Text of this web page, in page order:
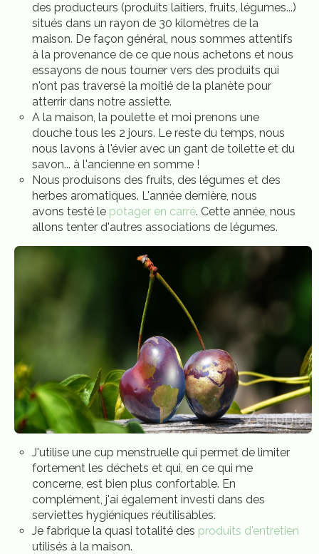
des producteurs (produits laitiers, fruits, légumes...)
situés dans un rayon de 30 kilomètres de la
maison. De façon général, nous sommes attentifs
à la provenance de ce que nous achetons et nous
essayons de nous tourner vers des produits qui
n'ont pas traversé la moitié de la planète pour
atterrir dans notre assiette.
A la maison, la poulette et moi prenons une
douche tous les 2 jours. Le reste du temps, nous
nous lavons à l'évier avec un gant de toilette et du
savon... à l'ancienne en somme !
Nous produisons des fruits, des légumes et des
herbes aromatiques. L'année dernière, nous
avons testé le potager en carré. Cette année, nous
allons tenter d'autres associations de légumes.
J'utilise une cup menstruelle qui permet de limiter
fortement les déchets et qui, en ce qui me
concerne, est bien plus confortable. En
complément, j'ai également investi dans des
serviettes hygiéniques réutilisables.
Je fabrique la quasi totalité des produits d'entretien
utilisés à la maison.